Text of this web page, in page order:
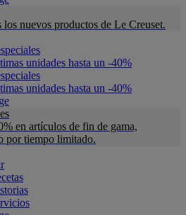
los nuevos productos de Le Creuset.
unidades hasta un -40%
unidades hasta un -40%
en artículos de fin de gama,
por tiempo limitado.